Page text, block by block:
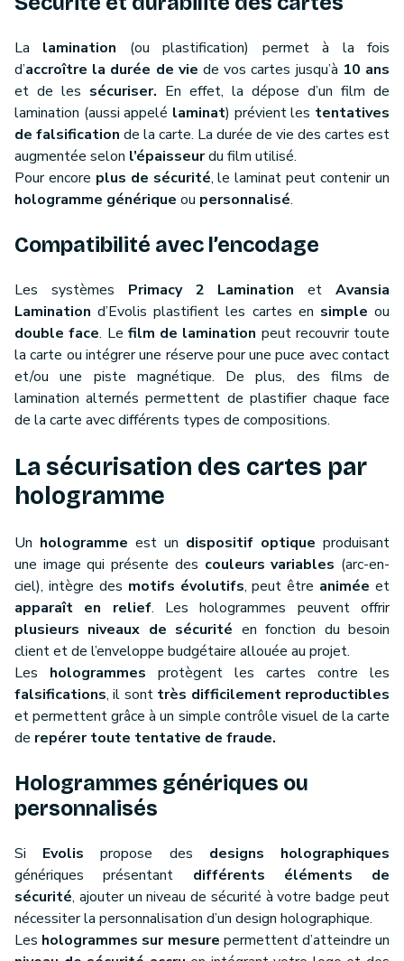
La lamination (ou plastification) permet à la fois
d’accroître la durée de vie de vos cartes jusqu’à 10 ans
et de les sécuriser. En effet, la dépose d’un film de
lamination (aussi appelé laminat) prévient les tentatives
de falsification de la carte. La durée de vie des cartes est
augmentée selon l’épaisseurdu film utilisé.
Pour encore plus de sécurité, le laminat peut contenir un
hologramme générique ou personnalisé.
Compatibilité avec l’encodage
Les systèmes Primacy 2 Lamination etAvansia
Lamination d’Evolis plastifient les cartes en simple ou
double face. Le film de lamination peut recouvrir toute
la carte ou intégrer une réserve pour une puce avec contact
et/ou une piste magnétique. De plus, des films de
lamination alternés permettent de plastifier chaque face
de la carte avec différents types de compositions.
La sécurisation des cartes par
hologramme
Un hologramme est un dispositif optique produisant
une image qui présente des couleurs variables (arc-en-
ciel), intègre des motifs évolutifs, peut être animée et
apparaît en relief. Les hologrammes peuvent offrir
plusieurs niveaux de sécurité en fonction du besoin
client et de l’enveloppe budgétaire allouée au projet.
Les hologrammes protègent les cartes contre les
falsifications, il sont très difficilement reproductibles
et permettent grâce à un simple contrôle visuel de la carte
de repérer toute tentative de fraude.
Hologrammes génériques ou
personnalisés
Si Evolis propose des designs holographiques
génériques présentant différents éléments de
sécurité, ajouter un niveau de sécurité à votre badge peut
nécessiter la personnalisation d’un design holographique.
Les hologrammes sur mesure permettent d’atteindre un